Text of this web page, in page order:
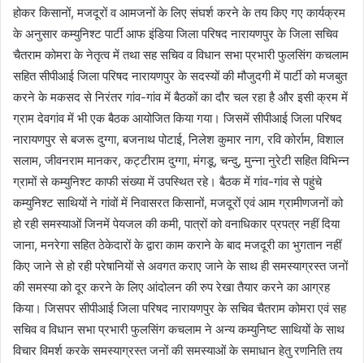
होकर किसानों, मजदूरों व आमजनों के लिए संघर्श करने के तय किए गए कार्यक्रम
के अनुसार कम्युनिश्ट पार्टी आफ इंडिया जिला परिषद नारायणपुर के जिला सचिव
चैतराम कोमरा के नेतृत्व में तथा सह सचिव व विधान सभा प्रभारी फुलसिंग कचलाम
सहित सीपीआई जिला परिषद नारायणपुर के सदस्यों की मौजुदगी में पार्टी को मजबुत
करने के मकसद से निरंतर गांव-गांव में बैठकों का दौर चल रहा है और इसी क्रम में
ग्राम देवगांव में भी एक बैठक आयोजित किया गया। जिसमें सीपीआई जिला परिषद
नारायणपुर से बजरू दुग्गा, बजनाथ पोटाई, निलेश कुमार नाग, रवि कोर्राम, विशाल
सलाम, जीवनराम मानकर, कट्टीराम दुग्गा, मंगडू, चन्दु, मुन्ना नुरेटी सहित विभिन्न
ग्रामों से कम्युनिश्ट काफी संख्या में उपस्थित रहे। बैठक में गांव-गांव से पहुंचे
कम्युनिश्ट साथियों ने गांवों में निवासरत किसानों, मजदूरों एवं आम ग्रामीणजनों को
हो रही समस्याओं जिनमें पेयजल की कमी, पात्रों को वनाधिकार प्रपत्र नहीं दिया
जाना, मनरेगा सहित ठेकेदारों के द्वारा काम कराने के बाद मजदूरी का भुगतान नहीं
किए जाने से हो रही परेषानियों से अवगत कराए जाने के साथ ही समस्याग्रस्त जनों
की समस्या को दूर करने के लिए आंदोलन की रुप रेखा तैयार करने का आग्रह
किया। जिसपर सीपीआई जिला परिषद नारायणपुर के सचिव चैतराम कोमरा एवं सह
सचिव व विधान सभा प्रभारी फुलसिंग कचलाम ने अन्य कम्युनिष्ट साथियों के साथ
विचार विमर्श करके समस्याग्रस्त जनों की समस्याओं के समाधान हेतु रणनिति तय